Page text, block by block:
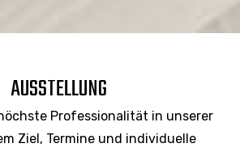
AUSSTELLUNG
Professionalität in unserer
Ziel, Termine und individuelle